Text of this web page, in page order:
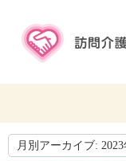
月別アーカイブ: 2023